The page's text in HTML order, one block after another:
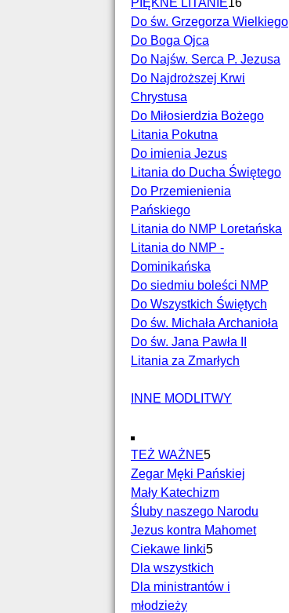
PIĘKNE LITANIE16
Do św. Grzegorza Wielkiego
Do Boga Ojca
Do Najśw. Serca P. Jezusa
Do Najdroższej Krwi
Chrystusa
Do Miłosierdzia Bożego
Litania Pokutna
Do imienia Jezus
Litania do Ducha Świętego
Do Przemienienia
Pańskiego
Litania do NMP Loretańska
Litania do NMP -
Dominikańska
Do siedmiu boleści NMP
Do Wszystkich Świętych
Do św. Michała Archanioła
Do św. Jana Pawła II
Litania za Zmarłych
INNE MODLITWY
TEŻ WAŻNE5
Zegar Męki Pańskiej
Mały Katechizm
Śluby naszego Narodu
Jezus kontra Mahomet
Ciekawe linki5
Dla wszystkich
Dla ministrantów i
młodzieży